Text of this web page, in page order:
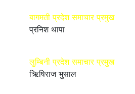
बागमती प्रदेश समाचार प्रमुख
प्रनिश थापा
लुम्बिनी प्रदेश समाचार प्रमुख
ऋिषिराज भुसाल